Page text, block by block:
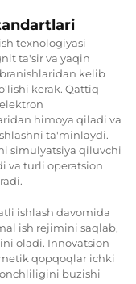
texnologiyasi
ta'sir va yaqin
kelib
kerak. Qattiq
himoya qiladi va
ta'minlaydi.
simulyatsiya qiluvchi
va turli operatsion
ishlash davomida
ish rejimini saqlab,
oladi. Innovatsion
qopqoqlar ichki
buzishi